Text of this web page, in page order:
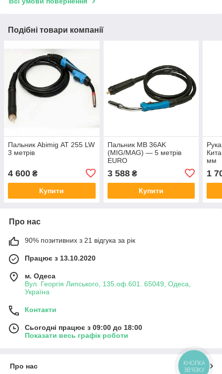
Подібні товари компанії
Пальник Abimig АТ 255 LW
3 метрів
4 600 ₴
Купити
Пальник MB 36AK
(MIG/MAG) — 5 метрів
EURO
3 588₴
Купити
мм
1
Про нас
90% позитивних з 21 відгука за рік
Працює з 13.10.2020
м. Одеса
Вул. Георгія Липського, 135.оф.601. 65049, Одеса,
Україна
Контакти
Сьогодні працює з 09:00 до 18:00
Показати весь графік роботи
Про нас
КНОПКА
ЗВ'ЯЗКУ